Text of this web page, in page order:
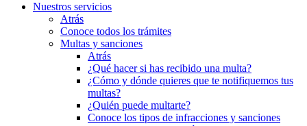
Nuestros servicios
Atrás
Conoce todos los trámites
Multas y sanciones
Atrás
¿Qué hacer si has recibido una multa?
¿Cómo y dónde quieres que te notifiquemos tus
multas?
¿Quién puede multarte?
Conoce los tipos de infracciones y sanciones